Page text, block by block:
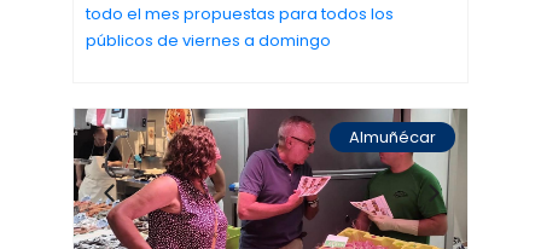
todo el mes propuestas para todos los
públicos de viernes a domingo
Almuñécar